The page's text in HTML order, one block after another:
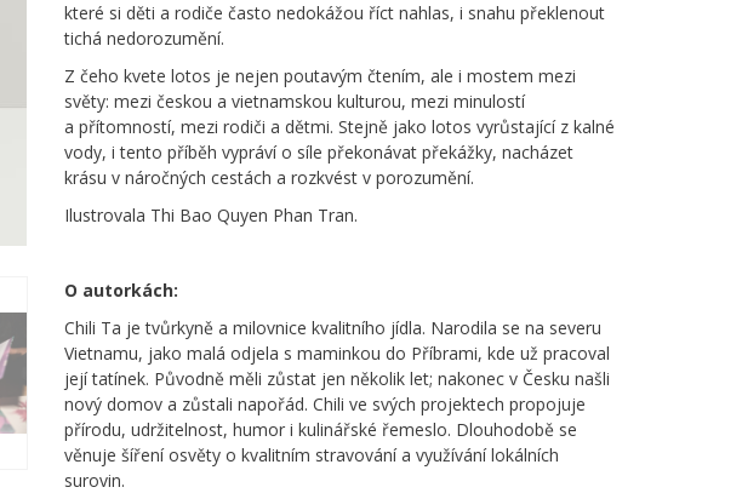
které si děti a rodiče často nedokážou říct nahlas, i snahu překlenout
tichá nedorozumění.
Z čeho kvete lotos je nejen poutavým čtením, ale i mostem mezi
světy: mezi českou a vietnamskou kulturou, mezi minulostí
a přítomností, mezi rodiči a dětmi. Stejně jako lotos vyrůstající z kalné
vody, i tento příběh vypráví o síle překonávat překážky, nacházet
krásu v náročných cestách a rozkvést v porozumění.
Ilustrovala Thi Bao Quyen Phan Tran.
O autorkách:
Chili Ta je tvůrkyně a milovnice kvalitního jídla. Narodila se na severu
Vietnamu, jako malá odjela s maminkou do Příbrami, kde už pracoval
její tatínek. Původně měli zůstat jen několik let; nakonec v Česku našli
nový domov a zůstali napořád. Chili ve svých projektech propojuje
přírodu, udržitelnost, humor i kulinářské řemeslo. Dlouhodobě se
věnuje šíření osvěty o kvalitním stravování a využívání lokálních
surovin.